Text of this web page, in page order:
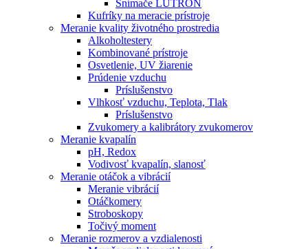
Snímače LUTRON
Kufríky na meracie prístroje
Meranie kvality životného prostredia
Alkoholtestery
Kombinované prístroje
Osvetlenie, UV žiarenie
Prúdenie vzduchu
Príslušenstvo
Vlhkosť vzduchu, Teplota, Tlak
Príslušenstvo
Zvukomery a kalibrátory zvukomerov
Meranie kvapalín
pH, Redox
Vodivosť kvapalín, slanosť
Meranie otáčok a vibrácií
Meranie vibrácií
Otáčkomery
Stroboskopy
Točivý moment
Meranie rozmerov a vzdialenosti